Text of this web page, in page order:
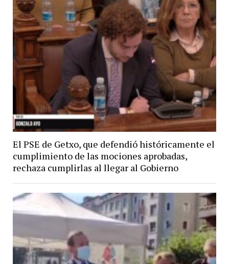
El PSE de Getxo, que defendió históricamente el
cumplimiento de las mociones aprobadas,
rechaza cumplirlas al llegar al Gobierno